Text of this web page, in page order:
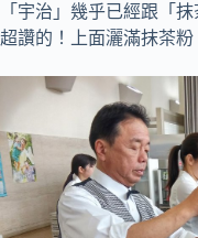
「宇治」幾乎已經跟「
超讚的！上面灑滿抹茶